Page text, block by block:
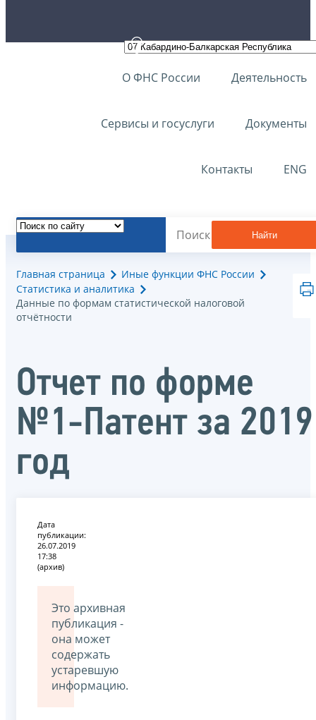
О ФНС России Деятельность
Сервисы и госуслуги Документы
Контакты ENG
Найти
Главная страница
Иные функции ФНС России
Статистика и аналитика
Данные по формам статистической налоговой
отчётности
Отчет по форме
№1-Патент за 2019
год
Дата
публикации:
26.07.2019
17:38
(архив)
Это архивная
публикация -
она может
содержать
устаревшую
информацию.